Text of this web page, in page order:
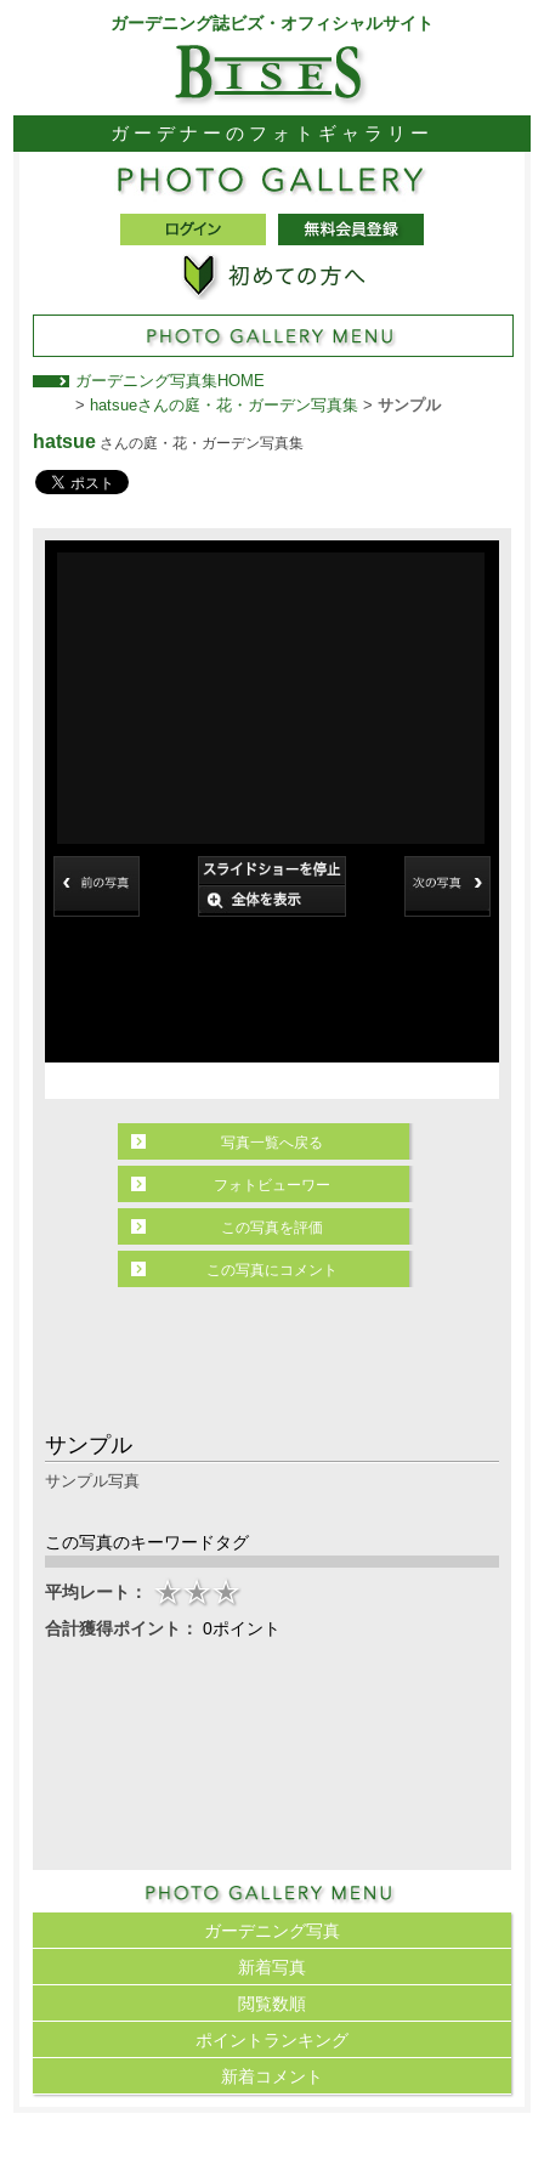
ガーデニング誌ビズ・オフィシャルサイト
ガーデナーのフォトギャラリー
ガーデニング写真集HOME
> hatsueさんの庭・花・ガーデン写真集> サンプル
hatsueさんの庭・花・ガーデン写真集
サンプル
サンプル写真
この写真のキーワードタグ
平均レート：
合計獲得ポイント： 0ポイント
写真一覧へ戻る
フォトビューワー
この写真を評価
この写真にコメント
ガーデニング写真
新着写真
閲覧数順
ポイント ランキング
新着コメント